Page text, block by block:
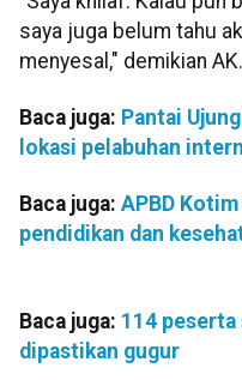
saya juga belum tahu
menyesal," demikian AK.
Baca juga: Pantai
lokasi pelabuhan
Baca juga: APBD
pendidikan dan
Baca juga: 114 peserta
dipastikan gugur